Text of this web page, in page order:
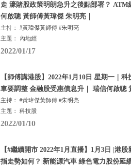
走 濠賭股政策明朗急升之後點部署？ ATM
何啟聰 黃師傅黃瑋傑 朱明亮｜
主持： #黃瑋傑黃師傅 #朱明亮
主題： 內地經
2022/01/17
【師傅講港股】2022年1月10日 星期一｜
車要調整 金融股受惠債息升｜ 瑞信何啟聰
主持： #黃瑋傑黃師傅 #朱明亮
主題： 科技股
2022/01/10
【#繼續開市 2022年1月直播】1月3日 |港
指走勢如何？|新能源汽車 綠色電力股份延